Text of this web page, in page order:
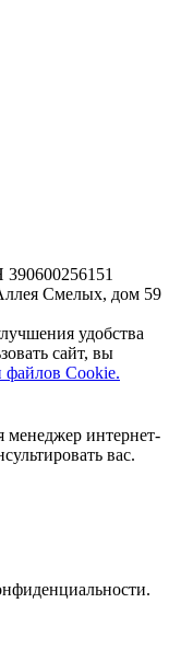
Смелых, дом 59
удобства
сайт, вы
Сookie.
менеджер интернет-
вас.